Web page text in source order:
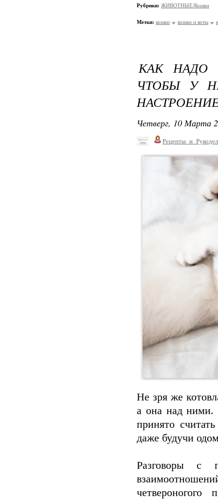
Рубрики: ЖИВОТНЫЕ/Кошки
Метки: кошки кошки и коты
КАК НАДО
ЧТОБЫ У
Четверг, 10 Марта
Не зря же
а она над ними.
принято
даже будучи
Разговоры с
четвероногого